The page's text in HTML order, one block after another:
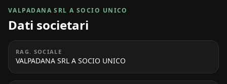
VALPADANA SRL A SOCIO UNICO
Dati societari
RAG. SOCIALE
VALPADANA SRL A SOCIO UNICO